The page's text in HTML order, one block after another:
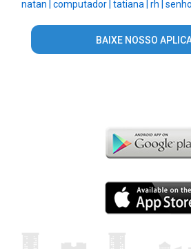
natan | computador | tatiana | rh |
BAIXE NOSSO